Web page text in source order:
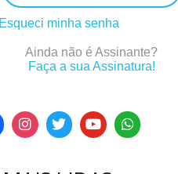
Esqueci minha senha
Ainda não é Assinante?
Faça a sua Assinatura!